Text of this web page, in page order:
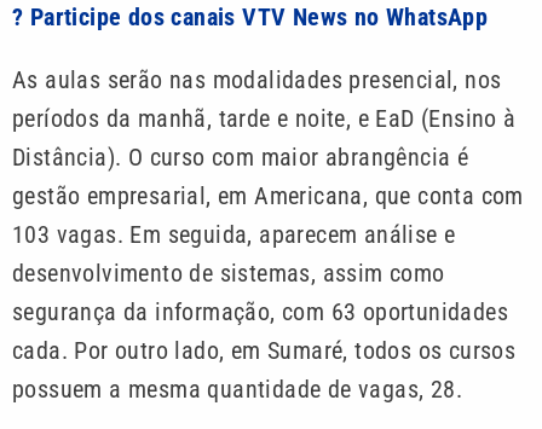
? Participe dos canais VTV News no WhatsApp
As aulas serão nas modalidades presencial, nos
períodos da manhã, tarde e noite, e EaD (Ensino à
Distância). O curso com maior abrangência é
gestão empresarial, em Americana, que conta com
103 vagas. Em seguida, aparecem análise e
desenvolvimento de sistemas, assim como
segurança da informação, com 63 oportunidades
cada. Por outro lado, em Sumaré, todos os cursos
possuem a mesma quantidade de vagas, 28.